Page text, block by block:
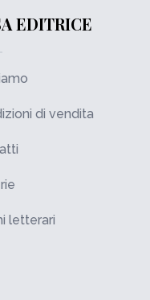
EDITRICE
di vendita
letterari